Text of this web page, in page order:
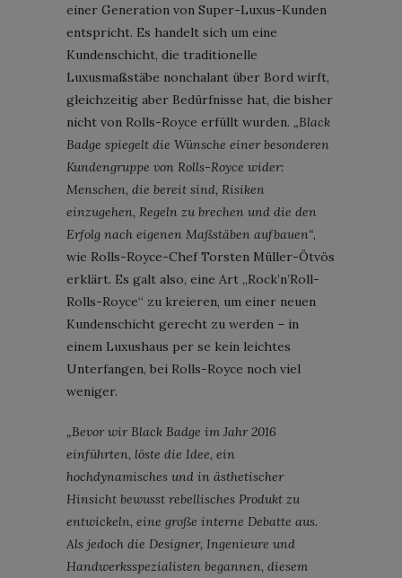
einer Generation von Super-Luxus-Kunden
entspricht. Es handelt sich um eine
Kundenschicht, die traditionelle
Luxusmaßstäbe nonchalant über Bord wirft,
gleichzeitig aber Bedürfnisse hat, die bisher
nicht von Rolls-Royce erfüllt wurden. „Black
Badge spiegelt die Wünsche einer besonderen
Kundengruppe von Rolls-Royce wider:
Menschen, die bereit sind, Risiken
einzugehen, Regeln zu brechen und die den
Erfolg nach eigenen Maßstäben aufbauen“,
wie Rolls-Royce-Chef Torsten Müller-Ötvös
erklärt. Es galt also, eine Art „Rock’n’Roll-
Rolls-Royce“ zu kreieren, um einer neuen
Kundenschicht gerecht zu werden – in
einem Luxushaus per se kein leichtes
Unterfangen, bei Rolls-Royce noch viel
weniger.
„Bevor wir Black Badge im Jahr 2016
einführten, löste die Idee, ein
hochdynamisches und in ästhetischer
Hinsicht bewusst rebellisches Produkt zu
entwickeln, eine große interne Debatte aus.
Als jedoch die Designer, Ingenieure und
Handwerksspezialisten begannen, diesem